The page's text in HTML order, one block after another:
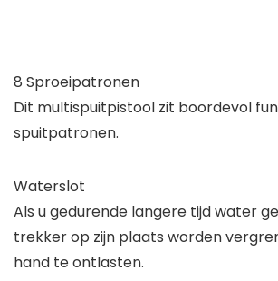
8 Sproeipatronen
Dit multispuitpistool zit boordevol
spuitpatronen.
Waterslot
Als u gedurende langere tijd water
trekker op zijn plaats worden
hand te ontlasten.